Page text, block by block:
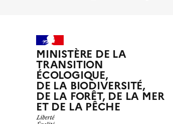
MINISTÈRE DE LA
TRANSITION
ÉCOLOGIQUE,
DE LA BIODIVERSITÉ,
DE LA FORÊT, DE LA MER
ET DE LA PÊCHE